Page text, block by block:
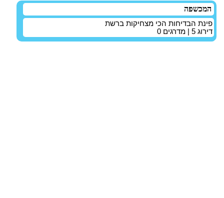
המכשפה
פינת הבדיחות הכי מצחיקות ברשת
דירוג 5 | מדרגים 0